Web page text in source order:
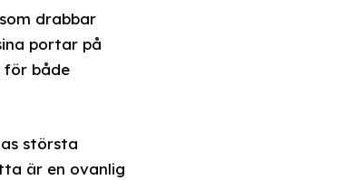
drabbar
portar på
för både
största
är en ovanlig